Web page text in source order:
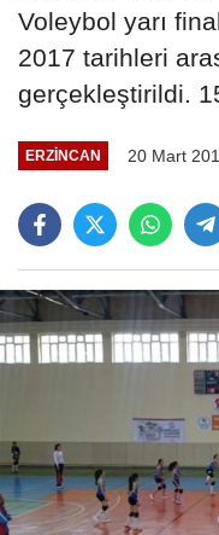
Voleybol yarı
2017 tarihleri
gerçekleştirildi.
ERZINCAN 20 Mart